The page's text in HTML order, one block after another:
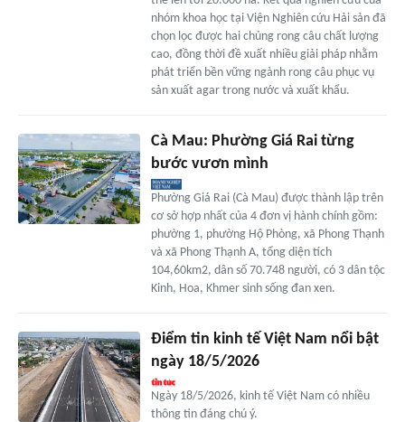
nhóm khoa học tại Viện Nghiên cứu Hải sản đã
chọn lọc được hai chủng rong câu chất lượng
cao, đồng thời đề xuất nhiều giải pháp nhằm
phát triển bền vững ngành rong câu phục vụ
sản xuất agar trong nước và xuất khẩu.
Cà Mau: Phường Giá Rai từng
bước vươn mình
Phường Giá Rai (Cà Mau) được thành lập trên
cơ sở hợp nhất của 4 đơn vị hành chính gồm:
phường 1, phường Hộ Phòng, xã Phong Thạnh
và xã Phong Thạnh A, tổng diện tích
104,60km2, dân số 70.748 người, có 3 dân tộc
Kinh, Hoa, Khmer sinh sống đan xen.
Điểm tin kinh tế Việt Nam nổi bật
ngày 18/5/2026
Ngày 18/5/2026, kinh tế Việt Nam có nhiều
thông tin đáng chú ý.